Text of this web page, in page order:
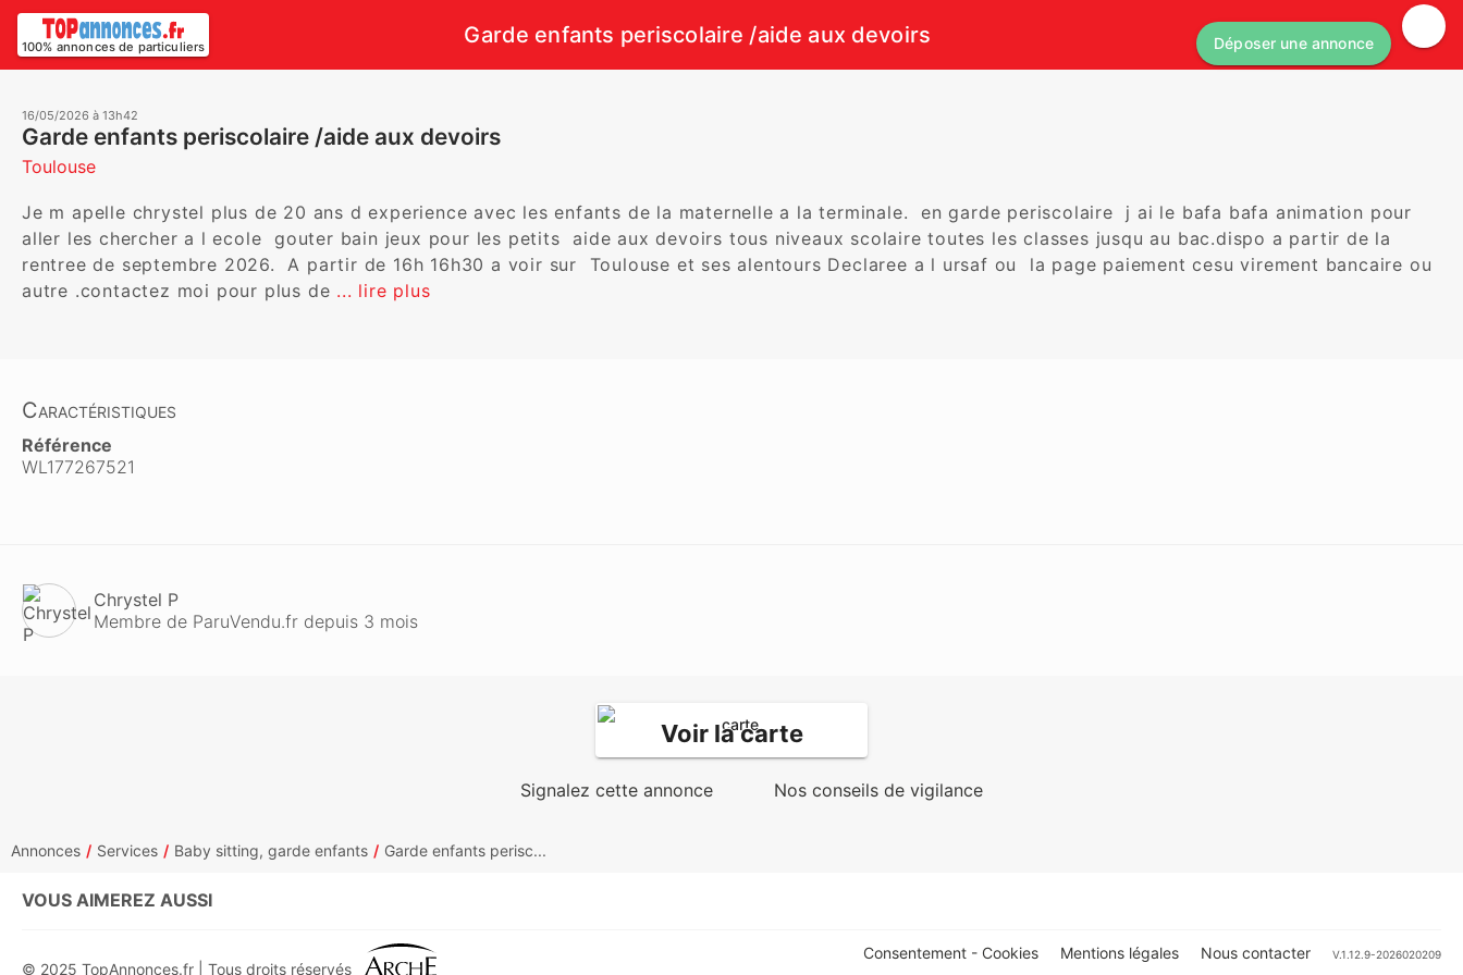
100% annonces de particuliers Garde enfants periscolaire /aide aux devoirs Déposer une annonce
16/05/2026 à 13h42
Garde enfants periscolaire /aide aux devoirs
Toulouse
Je m apelle chrystel plus de 20 ans d experience avec les enfants de la maternelle a la terminale.  en garde periscolaire  j ai le bafa bafa animation pour
aller les chercher a l ecole  gouter bain jeux pour les petits  aide aux devoirs tous niveaux scolaire toutes les classes jusqu au bac.dispo a partir de la
rentree de septembre 2026.  A partir de 16h 16h30 a voir sur  Toulouse et ses alentours Declaree a l ursaf ou  la page paiement cesu virement bancaire ou
autre .contactez moi pour plus de ... lire plus
Caractéristiques
Référence
WL177267521
Chrystel P
Membre de ParuVendu.fr depuis 3 mois
Voir la carte
Signalez cette annonce Nos conseils de vigilance
Annonces Services Baby sitting, garde enfants Garde enfants perisc...
VOUS AIMEREZ AUSSI
© 2025 TopAnnonces.fr | Tous droits réservés
Consentement - Cookies Mentions légales Nous contacter V.1.12.9-2026020209